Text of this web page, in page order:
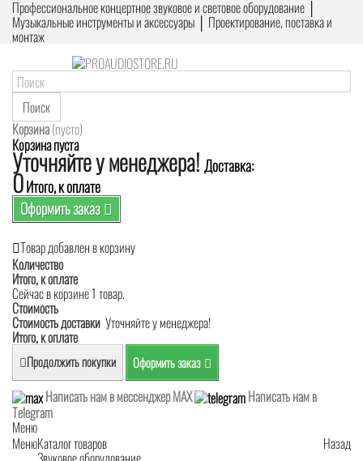
Профессиональное концертное звуковое и световое оборудование │
Музыкальные инструменты и аксессуары │ Проектирование, поставка и
монтаж
Поиск
Корзина(пусто)
Корзина пуста
Уточняйте у менеджера! Доставка:
0Итого, к оплате
Оформить заказ
Товар добавлен в корзину
Количество
Итого, к оплате
Сейчас в корзине 1 товар.
Стоимость
Стоимость доставки Уточняйте у менеджера!
Итого, к оплате
Продолжить покупки Оформить заказ
Написать нам в мессенджер MAX
Написать нам в
Telegram
Меню
Меню
Назад
Каталог товаров